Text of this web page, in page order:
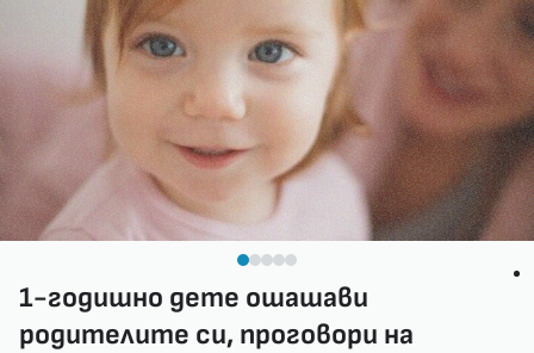
1-годишно дете ошашави
родителите си, проговори на